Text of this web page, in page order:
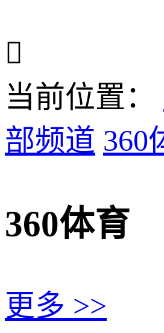

当前位置：
部频道 360
360体育
更多 >>